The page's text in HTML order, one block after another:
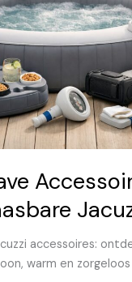
accessoires:
warm en zorgeloos